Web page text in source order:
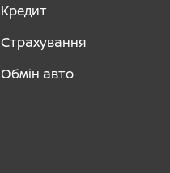
Кредит
Страхування
Обмін авто